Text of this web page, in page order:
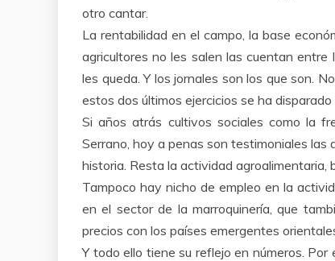
otro cantar.
La rentabilidad en el campo, la base
agricultores no les salen las cuentan
les queda. Y los jornales son los que son.
estos dos últimos ejercicios se ha
Si años atrás cultivos sociales como la
Serrano, hoy a penas son testimoniales las
historia. Resta la actividad agroalimentaria,
Tampoco hay nicho de empleo en la
en el sector de la marroquinería, que
precios con los países emergentes
Y todo ello tiene su reflejo en números.